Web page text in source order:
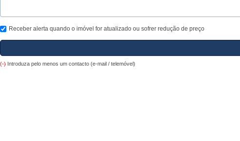
Receber alerta quando o imóvel for atualizado ou sofrer redução de preço
(-) Introduza pelo menos um contacto (e-mail / telemóvel)